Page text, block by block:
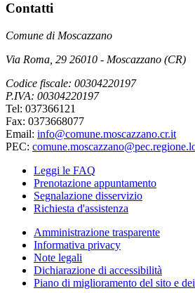
Contatti
Comune di Moscazzano
Via Roma, 29 26010 - Moscazzano (CR)
Codice fiscale: 00304220197
P.IVA: 00304220197
Tel: 037366121
Fax: 0373668077
Email: info@comune.moscazzano.cr.it
PEC:
Leggi le FAQ
Prenotazione appuntamento
Segnalazione disservizio
Richiesta d'assistenza
Amministrazione trasparente
Informativa privacy
Note legali
Dichiarazione di accessibilità
Piano di miglioramento del sito e